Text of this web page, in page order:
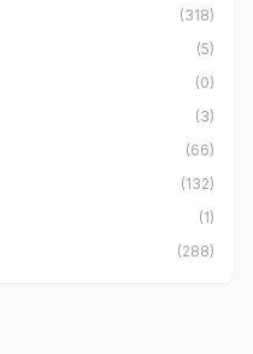
(318)
(5)
(0)
(3)
(66)
(132)
(1)
(288)